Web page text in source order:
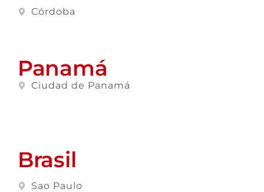
Córdoba
Panamá
Ciudad de Panamá
Brasil
Sao Paulo